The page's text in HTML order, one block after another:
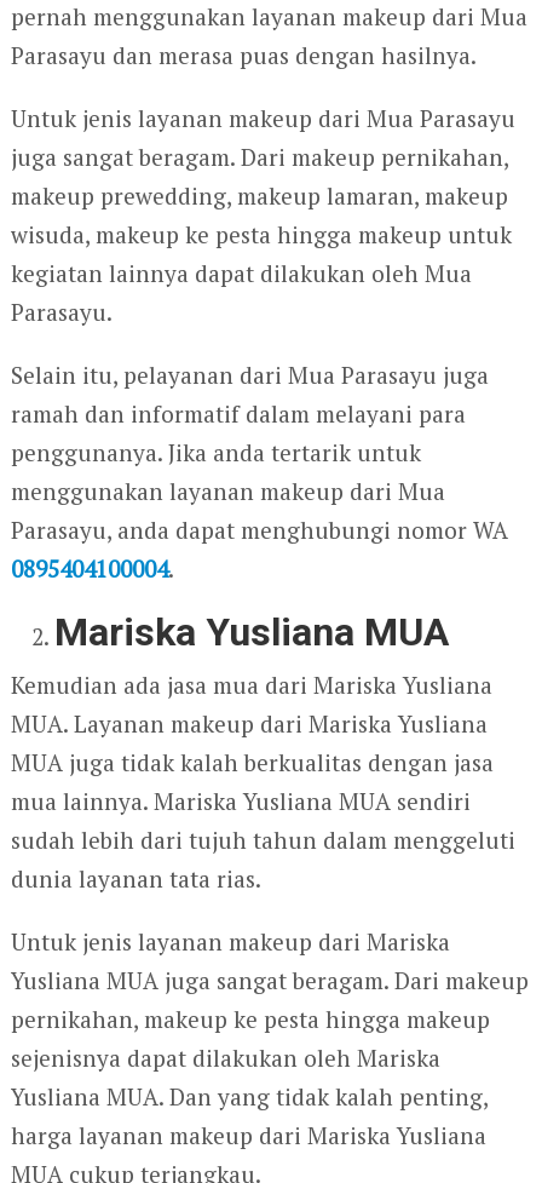
pernah menggunakan layanan makeup dari Mua
Parasayu dan merasa puas dengan hasilnya.
Untuk jenis layanan makeup dari Mua Parasayu
juga sangat beragam. Dari makeup pernikahan,
makeup prewedding, makeup lamaran, makeup
wisuda, makeup ke pesta hingga makeup untuk
kegiatan lainnya dapat dilakukan oleh Mua
Parasayu.
Selain itu, pelayanan dari Mua Parasayu juga
ramah dan informatif dalam melayani para
penggunanya. Jika anda tertarik untuk
menggunakan layanan makeup dari Mua
Parasayu, anda dapat menghubungi nomor WA
0895404100004.
Mariska Yusliana MUA
Kemudian ada jasa mua dari Mariska Yusliana
MUA. Layanan makeup dari Mariska Yusliana
MUA juga tidak kalah berkualitas dengan jasa
mua lainnya. Mariska Yusliana MUA sendiri
sudah lebih dari tujuh tahun dalam menggeluti
dunia layanan tata rias.
Untuk jenis layanan makeup dari Mariska
Yusliana MUA juga sangat beragam. Dari makeup
pernikahan, makeup ke pesta hingga makeup
sejenisnya dapat dilakukan oleh Mariska
Yusliana MUA. Dan yang tidak kalah penting,
harga layanan makeup dari Mariska Yusliana
MUA cukup terjangkau.